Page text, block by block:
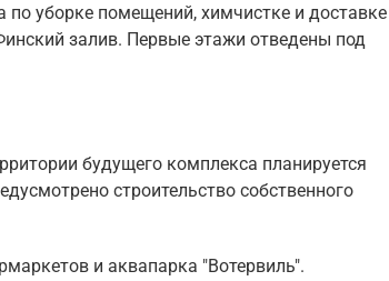
по уборке помещений, химчистке и доставке
залив. Первые этажи отведены под
будущего комплекса планируется
строительство собственного
и аквапарка "Вотервиль".